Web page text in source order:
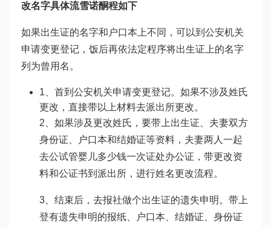
改名字具体流雪诺酮程如下
如果出生证的名字和户口本上不同，可以到公安机关
申请变更登记，饭后再依法定程序将出生证上的名字
列为曾用名。
1、首到公安机关申请变更登记。如果不涉及姓氏
更改，直接带以上材料去派出所更改。
2、如果涉及更改姓氏，要带上出生证、夫妻双方
身份证、户口本和结婚证等资料，夫妻两人一起
去公试管婴儿多少钱一次证处办公证，带更改资
料和公证书到派出所，进行姓名更改流程。
3、结束后，去报社做个出生证的遗失申明。带上
登有遗失申明的报纸、户口本、结婚证、身份证